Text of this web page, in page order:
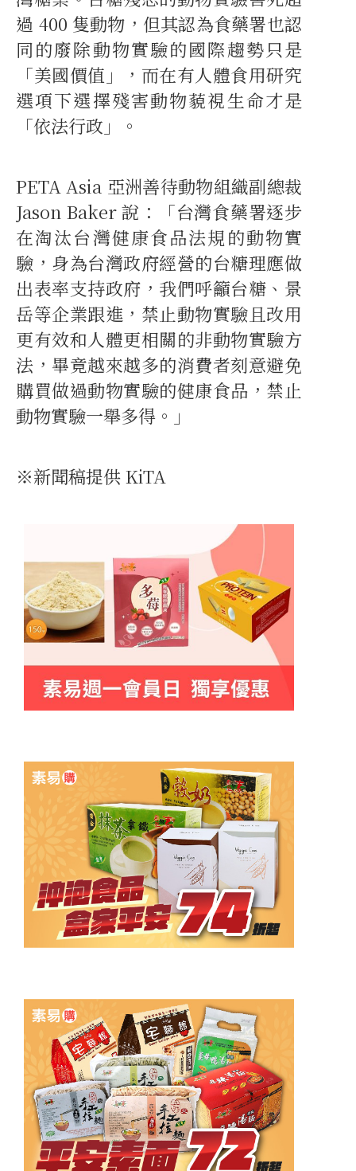
過 400 隻動物，但其認為食藥署也認
同的廢除動物實驗的國際趨勢只是
「美國價值」，而在有人體食用研究
選項下選擇殘害動物藐視生命才是
「依法行政」。
PETA Asia 亞洲善待動物組織副總裁
Jason Baker 說：「台灣食藥署逐步
在淘汰台灣健康食品法規的動物實
驗，身為台灣政府經營的台糖理應做
出表率支持政府，我們呼籲台糖、景
岳等企業跟進，禁止動物實驗且改用
更有效和人體更相關的非動物實驗方
法，畢竟越來越多的消費者刻意避免
購買做過動物實驗的健康食品，禁止
動物實驗一舉多得。」
※新聞稿提供 KiTA